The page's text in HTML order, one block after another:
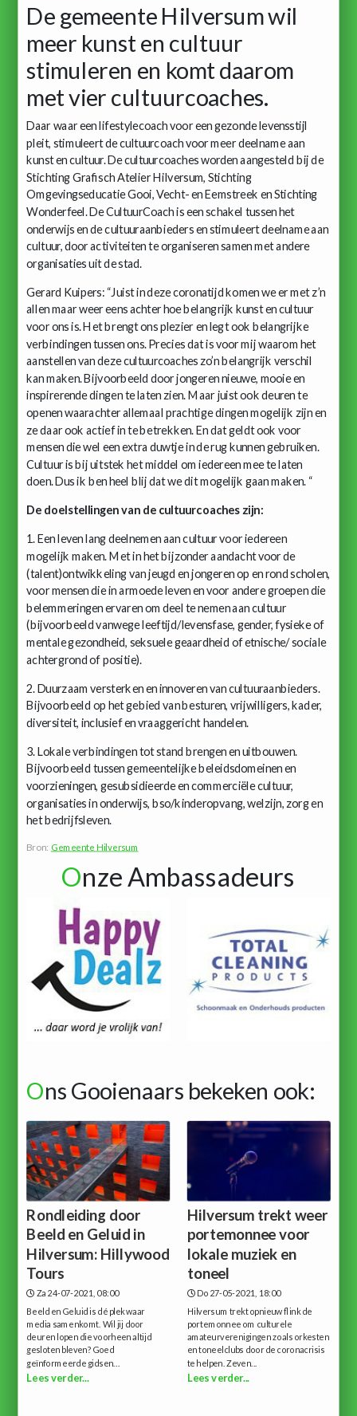
De gemeente Hilversum wil
meer kunst en cultuur
stimuleren en komt daarom
met vier cultuurcoaches.
Daar waar een lifestylecoach voor een gezonde levensstijl
pleit, stimuleert de cultuurcoach voor meer deelname aan
kunst en cultuur. De cultuurcoaches worden aangesteld bij de
Stichting Grafisch Atelier Hilversum, Stichting
Omgevingseducatie Gooi, Vecht- en Eemstreek en Stichting
Wonderfeel. De CultuurCoach is een schakel tussen het
onderwijs en de cultuuraanbieders en stimuleert deelname aan
cultuur, door activiteiten te organiseren samen met andere
organisaties uit de stad.
Gerard Kuipers: “Juist in deze coronatijd komen we er met z’n
allen maar weer eens achter hoe belangrijk kunst en cultuur
voor ons is. Het brengt ons plezier en legt ook belangrijke
verbindingen tussen ons. Precies dat is voor mij waarom het
aanstellen van deze cultuurcoaches zo’n belangrijk verschil
kan maken. Bijvoorbeeld door jongeren nieuwe, mooie en
inspirerende dingen te laten zien. Maar juist ook deuren te
openen waarachter allemaal prachtige dingen mogelijk zijn en
ze daar ook actief in te betrekken. En dat geldt ook voor
mensen die wel een extra duwtje in de rug kunnen gebruiken.
Cultuur is bij uitstek het middel om iedereen mee te laten
doen. Dus ik ben heel blij dat we dit mogelijk gaan maken. “
De doelstellingen van de cultuurcoaches zijn:
1. Een leven lang deelnemen aan cultuur voor iedereen
mogelijk maken. Met in het bijzonder aandacht voor de
(talent)ontwikkeling van jeugd en jongeren op en rond scholen,
voor mensen die in armoede leven en voor andere groepen die
belemmeringen ervaren om deel te nemen aan cultuur
(bijvoorbeeld vanwege leeftijd/levensfase, gender, fysieke of
mentale gezondheid, seksuele geaardheid of etnische/ sociale
achtergrond of positie).
2. Duurzaam versterken en innoveren van cultuuraanbieders.
Bijvoorbeeld op het gebied van besturen, vrijwilligers, kader,
diversiteit, inclusief en vraaggericht handelen.
3. Lokale verbindingen tot stand brengen en uitbouwen.
Bijvoorbeeld tussen gemeentelijke beleidsdomeinen en
voorzieningen, gesubsidieerde en commerciële cultuur,
organisaties in onderwijs, bso/kinderopvang, welzijn, zorg en
het bedrijfsleven.
Bron: Gemeente Hilversum
Onze Ambassadeurs
Ons Gooienaars bekeken ook:
Rondleiding door
Beeld en Geluid in
Hilversum: Hillywood
Tours
Za 24-07-2021, 08:00
Beeld en Geluid is dé plek waar
media samenkomt. Wil jij door
deuren lopen die voorheen altijd
gesloten bleven? Goed
geïnformeerde gidsen...
Lees verder...
Hilversum trekt weer
portemonnee voor
lokale muziek en
toneel
Do 27-05-2021, 18:00
Hilversum trekt opnieuw flink de
portemonnee om culturele
amateurverenigingen zoals orkesten
en toneelclubs door de coronacrisis
te helpen. Zeven...
Lees verder...